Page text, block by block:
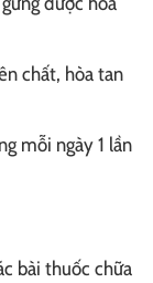
chất, hòa tan
mỗi ngày 1 lần
bài thuốc chữa